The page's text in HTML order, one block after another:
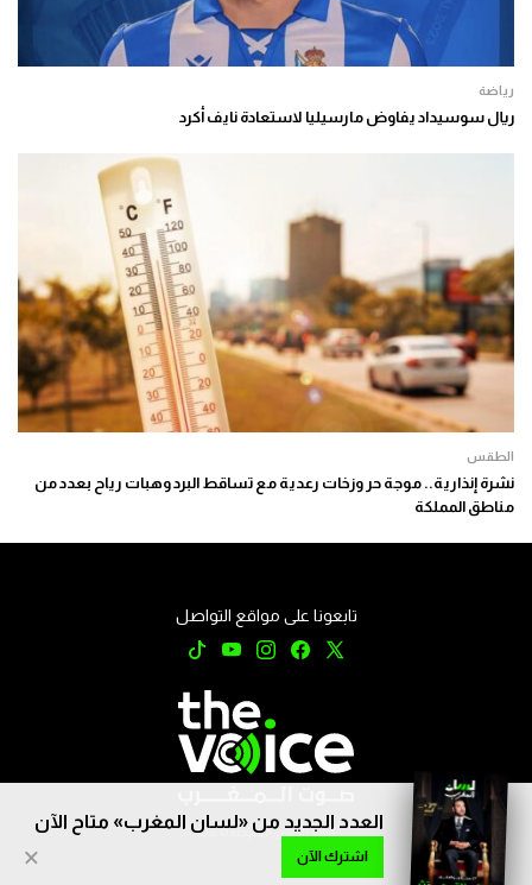
رياضة
ريال سوسيداد يفاوض مارسيليا لاستعادة نايف أكرد
الطقس
نشرة إنذارية.. موجة حر وزخات رعدية مع تساقط البرد وهبات رياح بعدد من
مناطق المملكة
العدد الجديد من «لسان المغرب» متاح الآن
اشترك الآن ×
تابعونا على مواقع التواصل
جميع الحقوق محفوظة © 2026